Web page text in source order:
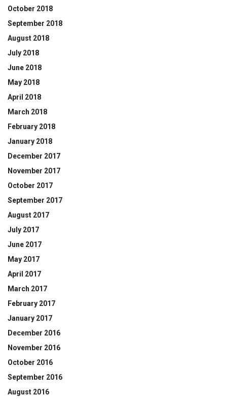
October 2018
September 2018
August 2018
July 2018
June 2018
May 2018
April 2018
March 2018
February 2018
January 2018
December 2017
November 2017
October 2017
September 2017
August 2017
July 2017
June 2017
May 2017
April 2017
March 2017
February 2017
January 2017
December 2016
November 2016
October 2016
September 2016
August 2016